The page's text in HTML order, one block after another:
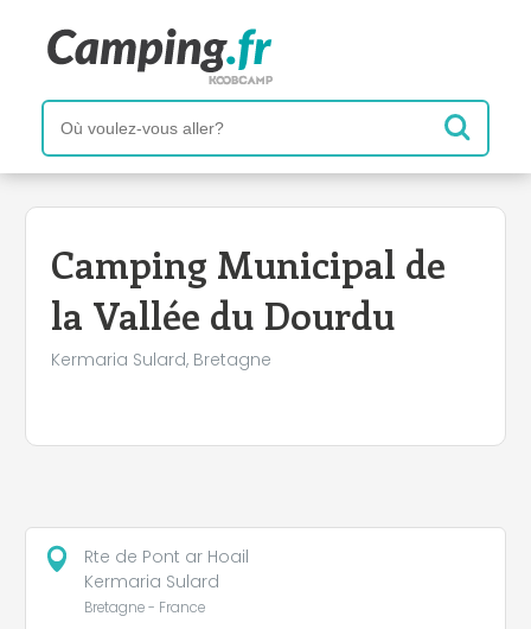
Camping Municipal de
la Vallée du Dourdu
Kermaria Sulard, Bretagne
+
−
Rte de Pont ar Hoail
Kermaria Sulard
Bretagne - France